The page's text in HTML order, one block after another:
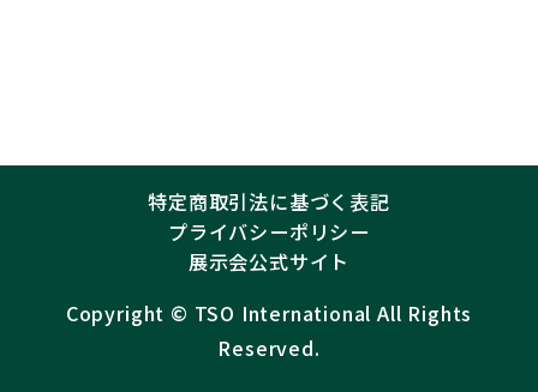
特定商取引法に基づく表記
プライバシーポリシー
展示会公式サイト
Copyright ©︎ TSO International All Rights
Reserved.